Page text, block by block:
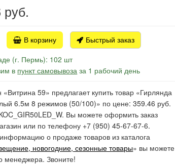
руб.
В корзину
Быстрый заказ
(г. Пермь): 102 шт
в пункт самовывоза за 1 рабочий день
«Витрина 59» предлагает купить товар «Гирлянда
6.5м 8 режимов (50/100)» по цене: 359.46 руб.
Вы можете оформить заказ
или по телефону +7 (950) 45-67-67-6.
о продаже товаров из каталога
новогодние, сезонные товары» вы можете
менеджера. Звоните!